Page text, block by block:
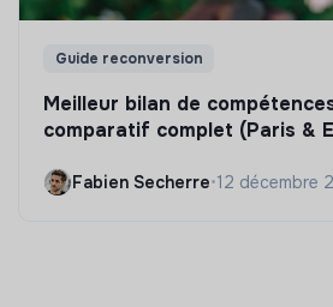
Guide reconversion
Meilleur bilan de
comparatif complet (Paris &
Fabien Secherre•12 décembre